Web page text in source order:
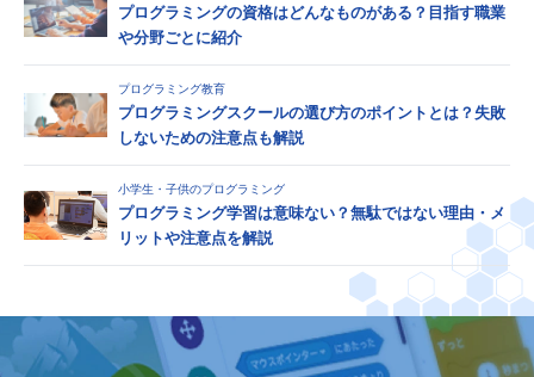
プログラミングの資格はどんなものがある？目指す職業
や分野ごとに紹介
プログラミング教育
プログラミングスクールの選び方のポイントとは？失敗
しないための注意点も解説
小学生・子供のプログラミング
プログラミング学習は意味ない？無駄ではない理由・メ
リットや注意点を解説